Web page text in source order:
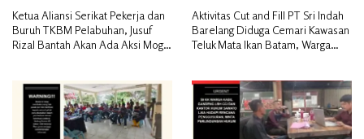
Ketua Aliansi Serikat Pekerja dan
Buruh TKBM Pelabuhan, Jusuf
Rizal Bantah Akan Ada Aksi Mogol
Aktivitas Cut and Fill PT Sri Indah
Barelang Diduga Cemari Kawasan
Teluk Mata Ikan Batam, Warga